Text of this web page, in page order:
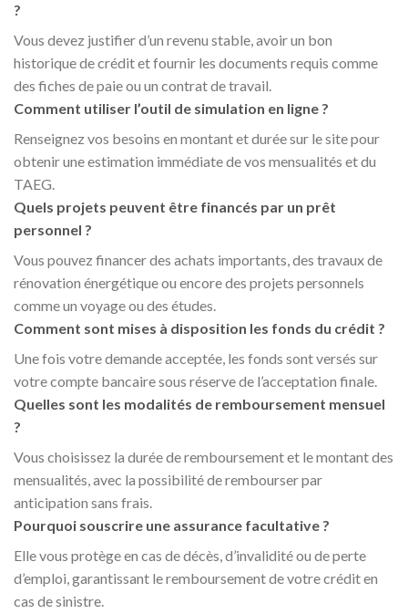
?
Vous devez justifier d’un revenu stable, avoir un bon
historique de crédit et fournir les documents requis comme
des fiches de paie ou un contrat de travail.
Comment utiliser l’outil de simulation en ligne ?
Renseignez vos besoins en montant et durée sur le site pour
obtenir une estimation immédiate de vos mensualités et du
TAEG.
Quels projets peuvent être financés par un prêt
personnel ?
Vous pouvez financer des achats importants, des travaux de
rénovation énergétique ou encore des projets personnels
comme un voyage ou des études.
Comment sont mises à disposition les fonds du crédit ?
Une fois votre demande acceptée, les fonds sont versés sur
votre compte bancaire sous réserve de l’acceptation finale.
Quelles sont les modalités de remboursement mensuel
?
Vous choisissez la durée de remboursement et le montant des
mensualités, avec la possibilité de rembourser par
anticipation sans frais.
Pourquoi souscrire une assurance facultative ?
Elle vous protège en cas de décès, d’invalidité ou de perte
d’emploi, garantissant le remboursement de votre crédit en
cas de sinistre.